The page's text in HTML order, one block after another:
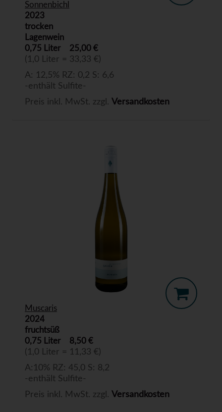
Sonnenbichl
2023
trocken
Lagenwein
0,75 Liter
25,00 €
(1,0 Liter = 33,33 €)
A: 12,5% RZ: 0,2 S: 6,6
-enthält Sulfite-
Preis inkl. MwSt. zzgl. Versandkosten
Muscaris
2024
fruchtsüß
0,75 Liter
8,50 €
(1,0 Liter = 11,33 €)
A:10% RZ: 45,0 S: 8,2
-enthält Sulfite-
Preis inkl. MwSt. zzgl. Versandkosten